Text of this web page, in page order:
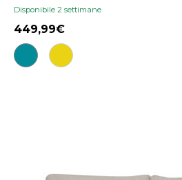
Disponibile 2 settimane
449,99